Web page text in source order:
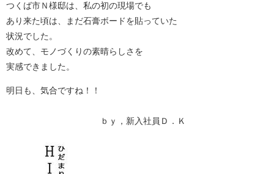
つくば市Ｎ様邸は、私の初の現場でも
あり来た頃は、まだ石膏ボードを貼っていた
状況でした。
改めて、モノづくりの素晴らしさを
実感できました。
明日も、気合ですね！！
ｂｙ，新入社員Ｄ．Ｋ